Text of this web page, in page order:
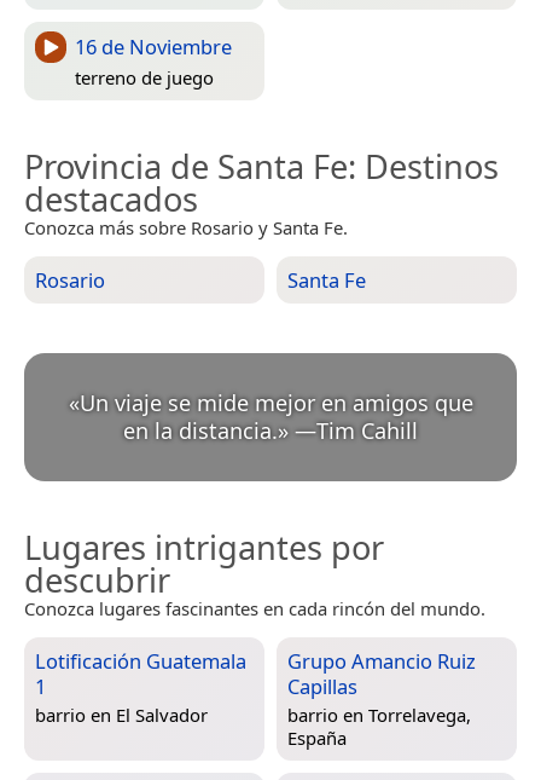
16 de Noviembre
terreno de juego
Provincia de Santa Fe: Destinos
destacados
Conozca más sobre Rosario y Santa Fe.
Rosario Santa Fe
«Un viaje se mide mejor en amigos que
en la distancia.» —Tim Cahill
Lugares intrigantes por
descubrir
Conozca lugares fascinantes en cada rincón del mundo.
Lotificación Guatemala
1
barrio en El Salvador
Grupo Amancio Ruiz
Capillas
barrio en Torrelavega,
España